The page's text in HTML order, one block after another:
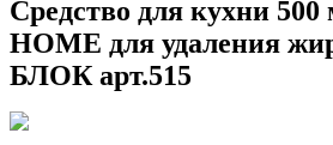
Средство для кухни
HOME для удаления
БЛОК арт.515